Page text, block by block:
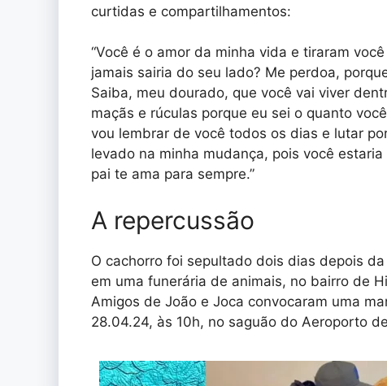
curtidas e compartilhamentos:
“Você é o amor da minha vida e tiraram
jamais sairia do seu lado? Me perdoa,
Saiba, meu dourado, que você vai viver
maçãs e rúculas porque eu sei o quanto
vou lembrar de você todos os dias e lutar
levado na minha mudança, pois você estaria
pai te ama para sempre.”
A repercussão
O cachorro foi sepultado dois dias depois
em uma funerária de animais, no bairro de
Amigos de João e Joca convocaram uma
28.04.24, às 10h, no saguão do Aeroporto